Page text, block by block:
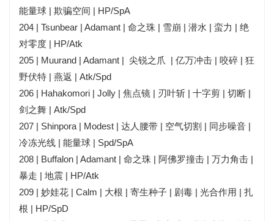
能量球 | 欺骗空间 | HP/SpA
204 | Tsunbear | Adamant | 命之珠 | 雪崩 | 潜水 | 蛮力 | 绝
对零度 | HP/Atk
205 | Muurand | Adamant | 尖锐之爪 | 亿万冲击 | 咬碎 | 狂
野伏特 | 燕返 | Atk/Spd
206 | Hahakomori | Jolly | 焦点镜 | 刃叶斩 | 十字剪 | 切断 |
剑之舞 | Atk/Spd
207 | Shinpora | Modest | 达人腰带 | 空气切割 | 同步噪音 |
冷冻光线 | 能量球 | Spd/SpA
208 | Buffalon | Adamant | 命之珠 | 阿佛罗撞击 | 万力角击 |
暴走 | 地震 | HP/Atk
209 | 妙娃花 | Calm | 大根 | 寄生种子 | 剧毒 | 光合作用 | 扎
根 | HP/SpD